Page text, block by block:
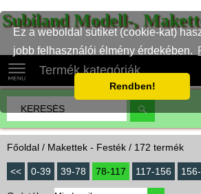
Ez a weboldal sütiket (cookie-kat)
jobb felhasználói élmény érdekében.
Rendben!
Subiland Modell-,
Termék kategóriák
Főoldal / Makettek - Festék / 172 termék
<< 0-39 39-78 78-117 117-156